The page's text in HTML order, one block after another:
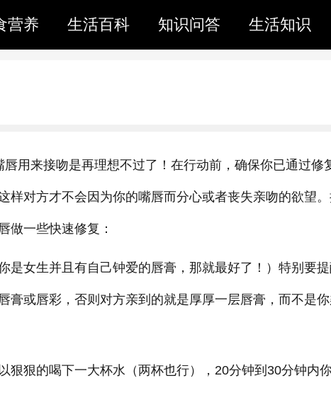
营养 生活百科 知识问答 生活知识
用来接吻是再理想不过了！在行动前，确保你已通过修
样对方才不会因为你的嘴唇而分心或者丧失亲吻的欲望
做一些快速修复：
女生并且有自己钟爱的唇膏，那就最好了！）特别要
膏或唇彩，否则对方亲到的就是厚厚一层唇膏，而不是
狠的喝下一大杯水（两杯也行），20分钟到30分钟内